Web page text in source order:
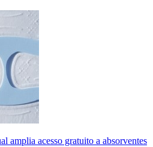
amplia acesso gratuito a absorventes